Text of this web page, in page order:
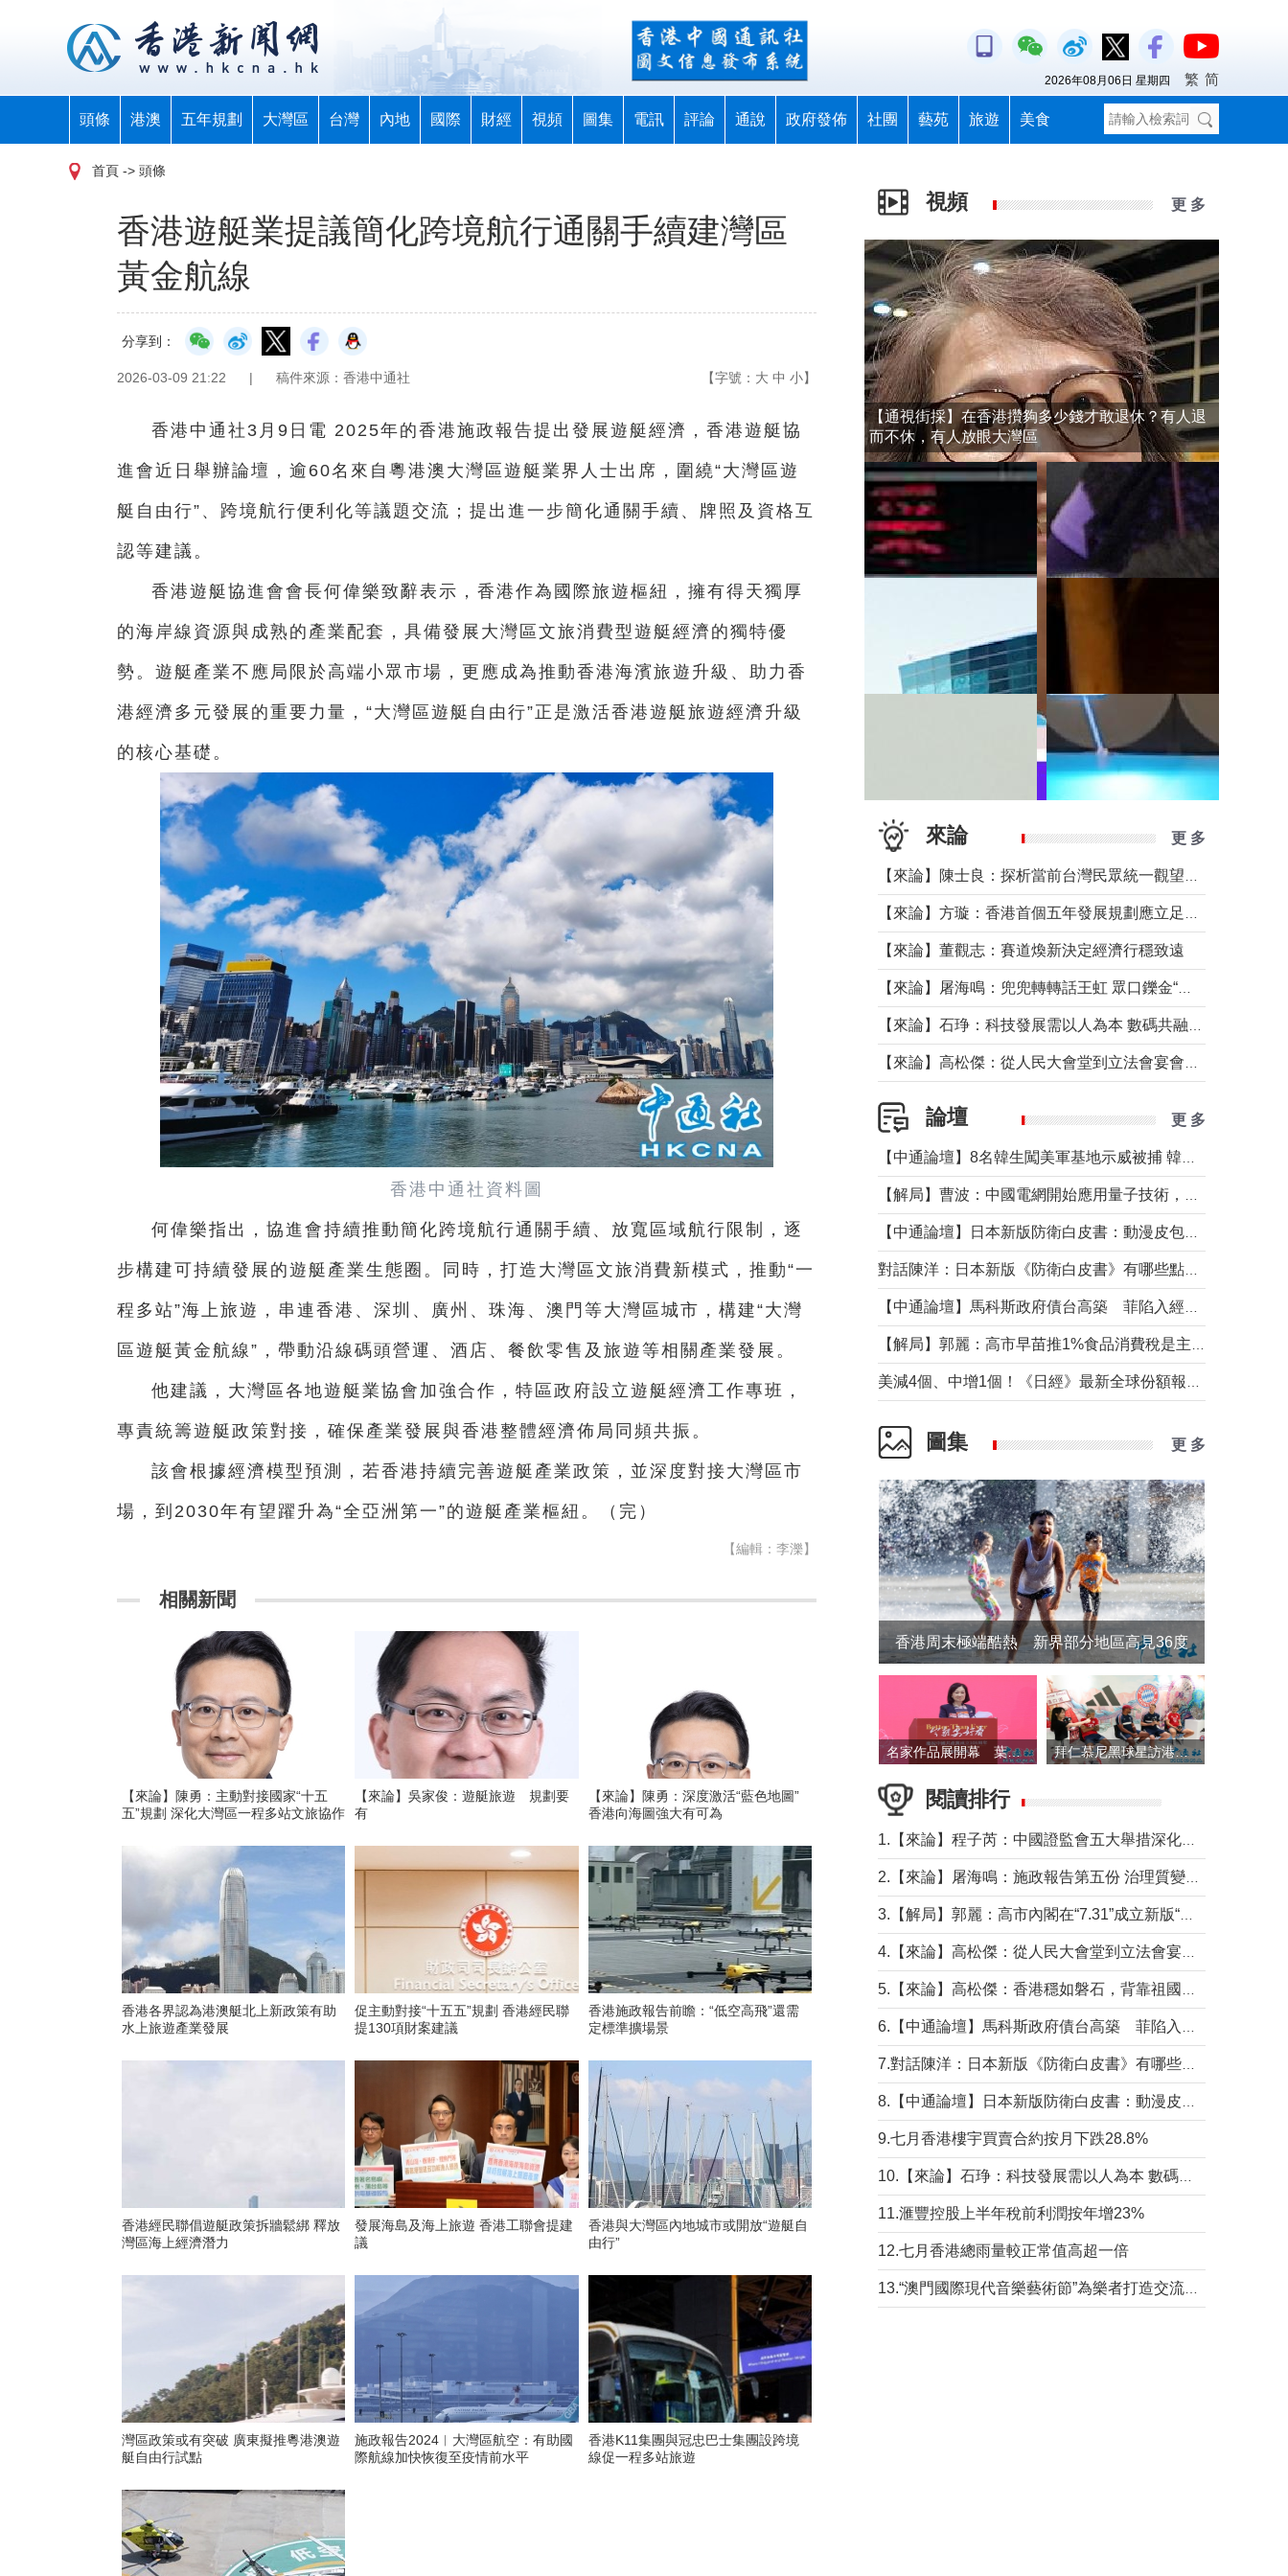
頭條 港澳 五年規劃 大灣區 台灣 內地 國際 財經 視頻 圖集 電訊 評論 通說 政府發佈 社團 藝苑 旅遊 美食
2026年08月06日 星期四 繁 简
首頁 -> 頭條
香港遊艇業提議簡化跨境航行通關手續建灣區
黃金航線
分享到：
2026-03-09 21:22 | 稿件來源：香港中通社 【字號： 大 中 小】
香港中通社3月9日電 2025年的香港施政報告提出發展遊艇經濟，香港遊艇協
進會近日舉辦論壇，逾60名來自粵港澳大灣區遊艇業界人士出席，圍繞“大灣區遊
艇自由行”、跨境航行便利化等議題交流；提出進一步簡化通關手續、牌照及資格互
認等建議。
香港遊艇協進會會長何偉樂致辭表示，香港作為國際旅遊樞紐，擁有得天獨厚
的海岸線資源與成熟的產業配套，具備發展大灣區文旅消費型遊艇經濟的獨特優
勢。遊艇產業不應局限於高端小眾市場，更應成為推動香港海濱旅遊升級、助力香
港經濟多元發展的重要力量，“大灣區遊艇自由行”正是激活香港遊艇旅遊經濟升級
的核心基礎。
香港中通社資料圖
何偉樂指出，協進會持續推動簡化跨境航行通關手續、放寬區域航行限制，逐
步構建可持續發展的遊艇產業生態圈。同時，打造大灣區文旅消費新模式，推動“一
程多站”海上旅遊，串連香港、深圳、廣州、珠海、澳門等大灣區城市，構建“大灣
區遊艇黃金航線”，帶動沿線碼頭營運、酒店、餐飲零售及旅遊等相關產業發展。
他建議，大灣區各地遊艇業協會加強合作，特區政府設立遊艇經濟工作專班，
專責統籌遊艇政策對接，確保產業發展與香港整體經濟佈局同頻共振。
該會根據經濟模型預測，若香港持續完善遊艇產業政策，並深度對接大灣區市
場，到2030年有望躍升為“全亞洲第一”的遊艇產業樞紐。（完）
【編輯：李濼】
相關新聞
【來論】陳勇：主動對接國家“十五
五”規劃 深化大灣區一程多站文旅協作
【來論】吳家俊：遊艇旅遊 規劃要
有
【來論】陳勇：深度激活“藍色地圖”
香港向海圖強大有可為
香港各界認為港澳艇北上新政策有助
水上旅遊產業發展
促主動對接“十五五”規劃 香港經民聯
提130項財案建議
香港施政報告前瞻：“低空高飛”還需
定標準擴場景
香港經民聯倡遊艇政策拆牆鬆綁 釋放
灣區海上經濟潛力
發展海島及海上旅遊 香港工聯會提建
議
香港與大灣區內地城市或開放“遊艇自
由行”
灣區政策或有突破 廣東擬推粵港澳遊
艇自由行試點
施政報告2024︱大灣區航空：有助國
際航線加快恢復至疫情前水平
香港K11集團與冠忠巴士集團設跨境
線促一程多站旅遊
視頻 更 多
【通視街採】在香港攢夠多少錢才敢退休？有人退
而不休，有人放眼大灣區
來論 更 多
【來論】董觀志：賽道煥新決定經濟行穩致遠
論壇 更 多
圖集 更 多
香港周末極端酷熱 新界部分地區高見36度
名家作品展開幕 葉劉淑儀出席並致辭 拜仁慕尼黑球星訪港 與球迷近距離互動
閱讀排行
9.七月香港樓宇買賣合約按月下跌28.8%
11.滙豐控股上半年稅前利潤按年增23%
12.七月香港總雨量較正常值高超一倍